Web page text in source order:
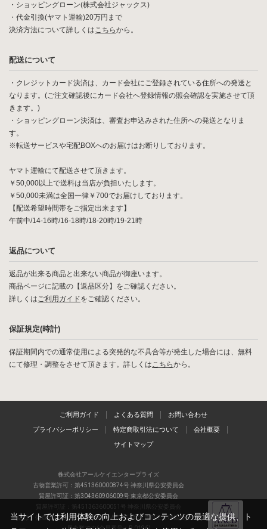
・ショッピングローン(株式会社ジャックス)
・代金引換(ヤマト運輸)20万円まで
決済方法について詳しくはこちらから。
配送について
・クレジットカード決済は、カード会社にご登録されている住所への発送と
なります。(ご注文確認後にカード会社へ登録情報の照会確認を実施させて頂
きます。)
・ショッピングローン決済は、審査お申込みされた住所への発送となりま
す。
※転送サービスや宅配BOXへのお届けはお断りしております。
ヤマト運輸にて配送させて頂きます。
￥50,000以上で送料は当店が負担いたします。
￥50,000未満は全国一律￥700でお届けしております。
【配送希望時間帯をご指定出来ます】
午前中/14-16時/16-18時/18-20時/19-21時
返品について
返品が出来る商品と出来ない商品が御座います。
商品ページに記載の【返品区分】をご確認ください。
詳しくはご利用ガイドをご確認ください。
保証規定(時計)
保証期間内での通常使用による突発的な不具合等が発生した場合には、無料
にて修理・調整をさせて頂きます。詳しくはこちらから。
ご利用ガイド よくある質問 お問い合わせ
プライバシーポリシー 特定商取引法について 会社概要
サイトマップ
株式会社アールケイエンタープライズ
古物営業許可：第451360000874号 神奈川県公安委員会
質屋許可証：第304360906009号 東京都公安委員会
質屋許可証：第451363600051号 神奈川県公安委員会
当店は、偽造品の流通防止を目指すAACD(日本流通自主管理協会)の正会
当サイトでは利用体験の向上およびコンテンツの最適な提供、ト